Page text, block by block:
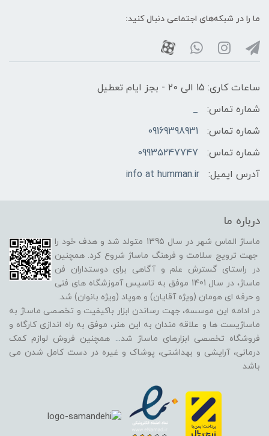
ما را در شبکه‌های اجتماعی دنبال کنید:
ساعات کاری: 15 الی 20 - بجز ایام تعطیل
شماره تماس:
_
شماره تماس:
09169398931
شماره تماس:
09935247747
آدرس ایمیل:
info at humman.ir
درباره ما
ماساژ الماس شهر در سال 1395 متولد شد و هدف خود را
جهت ترویج سلامت و فرهنگ ماساژ شروع کرد. همچنین
در راستای گسترش علم و آگاهی برای دوستداران فن
ماساژ، در سال 1401 موفق به تاسیس آموزشگاه های فنی
و حرفه ای هومان (ویژه آقایان) و هوپاد (ویژه بانوان) شد.
در ادامه این موسسه، جهت رساندن ابزار باکیفیت و تخصصی ماساژ به
ماساژیست ها و علاقه مندان به این هنر، موفق به راه اندازی کارگاه و
فروشگاه تخصصی ابزارهای ماساژ شد... همچنین فروش لوازم کمک
درمانی، آرایشی و بهداشتی، پوشاک و غیره در دست کامل شدن می
باشد